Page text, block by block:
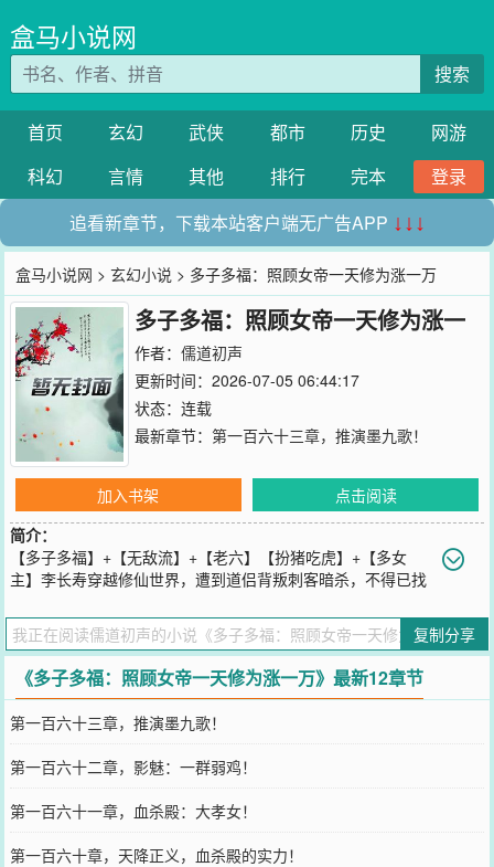
盒马小说网
搜索
首页 玄幻 武侠 都市 历史
网游
科幻
言情 其他 排行 完本
登录
追看新章节，下载本站客户端无广告APP ↓↓↓
盒马小说网 >玄幻小说 > 多子多福：照顾女帝一天修为涨一万
多子多福：照顾女帝一天修为涨一
万
作者： 儒道初声
更新时间：2026-07-05 06:44:17
状态：连载
最新章节： 第一百六十三章，推演墨九歌！
加入书架
点击阅读
简介：
【多子多福】+【无敌流】+【老六】【扮猪吃虎】+【多女
主】李长寿穿越修仙世界，遭到道侣背叛刺客暗杀，不得已找
幽香，一名仙女从天而降。“这是中淫毒了？”正当李长寿一脸懵的时
候，耳边响起了机械音，眼前多出了三天逆选项，挥刀自宫让她痛失
良鸡、让妖兽给她解毒、这两个选项看的李长寿倒吸了口凉气，好在
系统有点良心，主动献身为她解毒，开启多子多福系统，开枝散叶，
寻找道侣开启变强之路！
您要是觉得《多子多福：照顾女帝一天修为涨一万
要忘记向您QQ群和微博微信里的朋友推荐哦！
复制分享
《多子多福：照顾女帝一天修为涨一万》最新12章节
第一百六十三章，推演墨九歌！
第一百六十二章，影魅：一群弱鸡！
第一百六十一章，血杀殿：大孝女！
第一百六十章，天降正义，血杀殿的实力！